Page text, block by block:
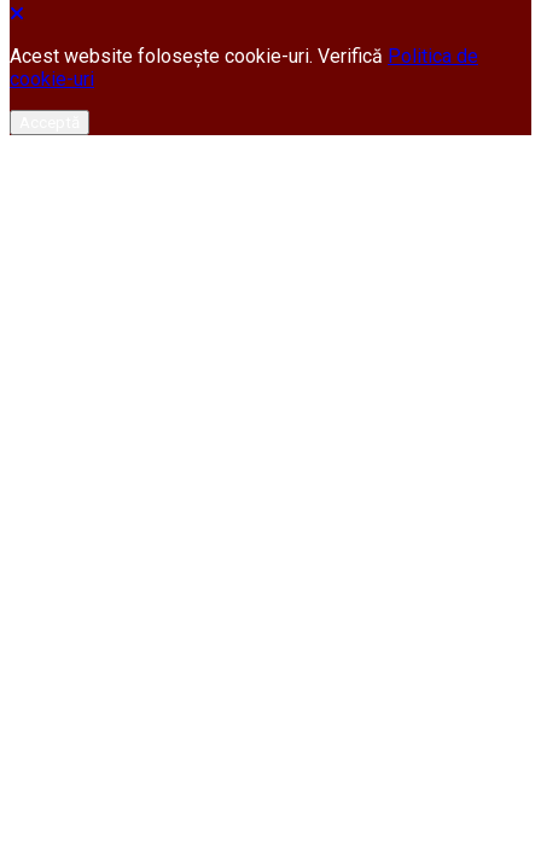
Acest website folosește cookie-uri. Verifică Politica de
cookie-uri